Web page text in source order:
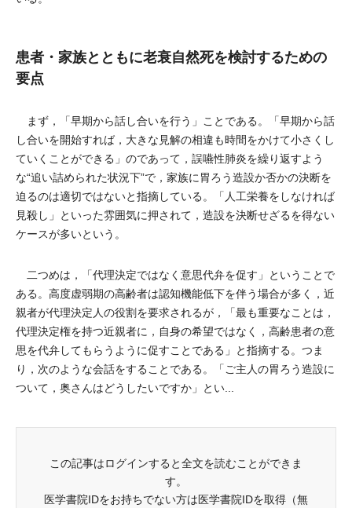
患者・家族とともに老衰自然死を検討するための
要点
まず，「早期から話し合いを行う」ことである。「早期から話
し合いを開始すれば，大きな見解の相違も時間をかけて小さくし
ていくことができる」のであって，誤嚥性肺炎を繰り返すよう
な“追い詰められた状況下”で，家族に胃ろう造設か否かの決断を
迫るのは適切ではないと指摘している。「人工栄養をしなければ
見殺し」といった雰囲気に押されて，造設を決断せざるを得ない
ケースが多いという。
二つめは，「代理決定ではなく意思代弁を促す」ということで
ある。高度虚弱期の高齢者は認知機能低下を伴う場合が多く，近
親者が代理決定人の役割を要求されるが，「最も重要なことは，
代理決定権を持つ近親者に，自身の希望ではなく，高齢患者の意
思を代弁してもらうように促すことである」と指摘する。つま
り，次のような会話をすることである。「ご主人の胃ろう造設に
ついて，奥さんはどうしたいですか」とい...
この記事はログインすると全文を読むことができま
す。
医学書院IDをお持ちでない方は医学書院IDを取得（無